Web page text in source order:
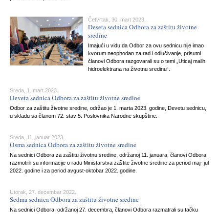
Četvrtak, 30. mart 2023.
Deseta sednica Odbora za zaštitu životne
sredine
Imajući u vidu da Odbor za ovu sednicu nije imao
kvorum neophodan za rad i odlučivanje, prisutni
članovi Odbora razgovarali su o temi „Uticaj malih
hidroelektrana na životnu sredinu“.
Sreda, 1. mart 2023.
Deveta sednica Odbora za zaštitu životne sredine
Odbor za zaštitu životne sredine, održao je 1. marta 2023. godine, Devetu sednicu,
u skladu sa članom 72. stav 5. Poslovnika Narodne skupštine.
Sreda, 11. januar 2023.
Osma sednica Odbora za zaštitu životne sredine
Na sednici Odbora za zaštitu životnu sredine, održanoj 11. januara, članovi Odbora
razmotrili su informacije o radu Ministarstva zaštite životne sredine za period maj- jul
2022. godine i za period avgust-oktobar 2022. godine.
Utorak, 27. decembar 2022.
Sedma sednica Odbora za zaštitu životne sredine
Na sednici Odbora, održanoj 27. decembra, članovi Odbora razmatrali su tačku